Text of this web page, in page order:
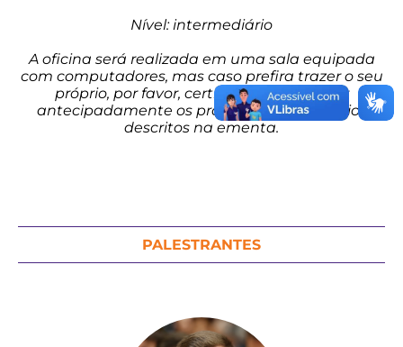
Nível: intermediário
A oficina será realizada em uma sala equipada
com computadores, mas caso prefira trazer o seu
próprio, por favor, certifique-se de baixar
antecipadamente os programas necessários
descritos na ementa.
PALESTRANTES